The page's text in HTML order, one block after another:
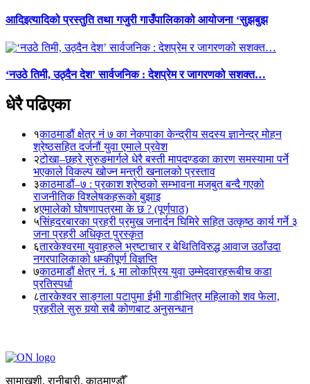
आदिइत्यादिको प्रस्तुति तथा गजुरी गाउँपालिकाको आयोजना ‘सुझबुझ
‘नउठे तिमी, उठ्दैन देश’ सार्वजनिक : देशप्रेम र जागरणको सशक्त…
धेरै पढिएका
१काठमाडौं क्षेत्र नं ७ का नेकपाका केन्द्रीय सदस्य ज्ञानेन्द्र मोहन
श्रेष्ठसहित दर्जनौं युवा एमाले प्रवेश
२टोखा–छहरे सुरुङमार्गले धेरै बस्ती मापदण्डका कारण समस्यामा पर्ने
भएकाले विकल्प खोज्न मन्त्री खनालको प्रस्ताव
३काठमाडौं–७ : प्रकाश श्रेष्ठको सम्भावना मजबुत बन्दै गएको
राजनीतिक विश्लेषकहरूको बुझाइ
४एमालेको घोषणापत्रमा के छ ? (पूर्णपाठ)
५सिंहदरबारका प्रहरी प्रमुख जनार्दन घिमिरे सहित उत्कृष्ठ कार्य गर्ने ३
जना प्रहरी अधिकृत पुरस्कृत
६तारकेश्वरमा युवाहरुले भ्रष्टाचार र बेथितिविरुद्ध आवाज उठाँउदा
नगरपालिकाको धम्कीपूर्ण विज्ञप्ति
७काठमाडौं क्षेत्र नं. ६ मा लोकप्रिय युवा उम्मेदवारहरूबीच कडा
प्रतिस्पर्धा
८तारकेश्वर साङ्गला पटापुमा ईभी गाडीभित्र महिलाको शव फेला,
प्रहरीले सुरु गर्‍यो सबै कोणबाट अनुसन्धान
सामाखुशी, रानीबारी, काठमाण्डौँ